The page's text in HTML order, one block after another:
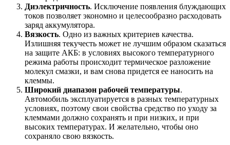
Диэлектричность. Исключение появления блуждающих
токов позволяет экономно и целесообразно расходовать
заряд аккумулятора.
Вязкость. Одно из важных критериев качества.
Излишняя текучесть может не лучшим образом сказаться
на защите АКБ: в условиях высокого температурного
режима работы происходит термическое разложение
молекул смазки, и вам снова придется ее наносить на
клеммы.
Широкий диапазон рабочей температуры.
Автомобиль эксплуатируется в разных температурных
условиях, поэтому свои свойства средство по уходу за
клеммами должно сохранять и при низких, и при
высоких температурах. И желательно, чтобы оно
сохраняло свою вязкость.